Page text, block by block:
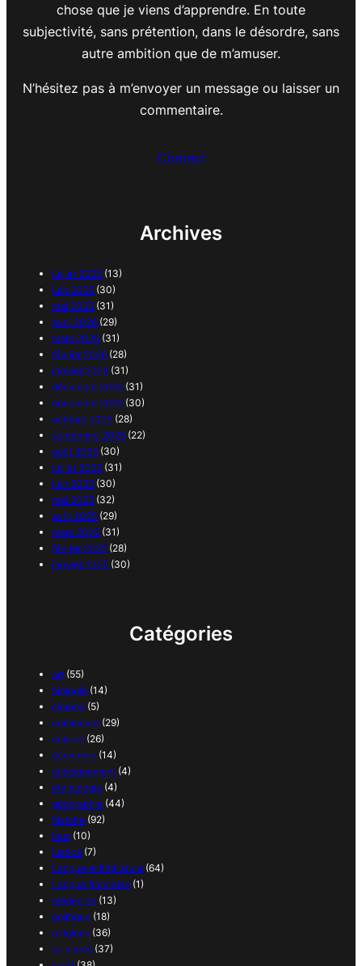
chose que je viens d’apprendre. En toute
subjectivité, sans prétention, dans le désordre, sans
autre ambition que de m’amuser.
N’hésitez pas à m’envoyer un message ou laisser un
commentaire.
Contact
Archives
juillet 2026 (13)
juin 2026 (30)
mai 2026 (31)
avril 2026 (29)
mars 2026 (31)
février 2026 (28)
janvier 2026 (31)
décembre 2025 (31)
novembre 2025 (30)
octobre 2025 (28)
septembre 2025 (22)
août 2025 (30)
juillet 2025 (31)
juin 2025 (30)
mai 2025 (32)
avril 2025 (29)
mars 2025 (31)
février 2025 (28)
janvier 2025 (30)
Catégories
art (55)
biologie (14)
cinéma (5)
commerce (29)
cuisine (26)
économie (14)
enseignement (4)
étymologie (4)
géographie (44)
histoire (92)
jeux (10)
justice (7)
Langue et littérature (64)
Langue française (1)
médecine (13)
politique (18)
religions (36)
sciences (37)